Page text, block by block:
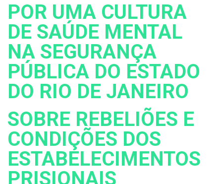
POR UMA CULTURA
DE SAÚDE MENTAL
NA SEGURANÇA
PÚBLICA DO ESTADO
DO RIO DE JANEIRO
SOBRE REBELIÕES E
CONDIÇÕES DOS
ESTABELECIMENTOS
PRISIONAIS